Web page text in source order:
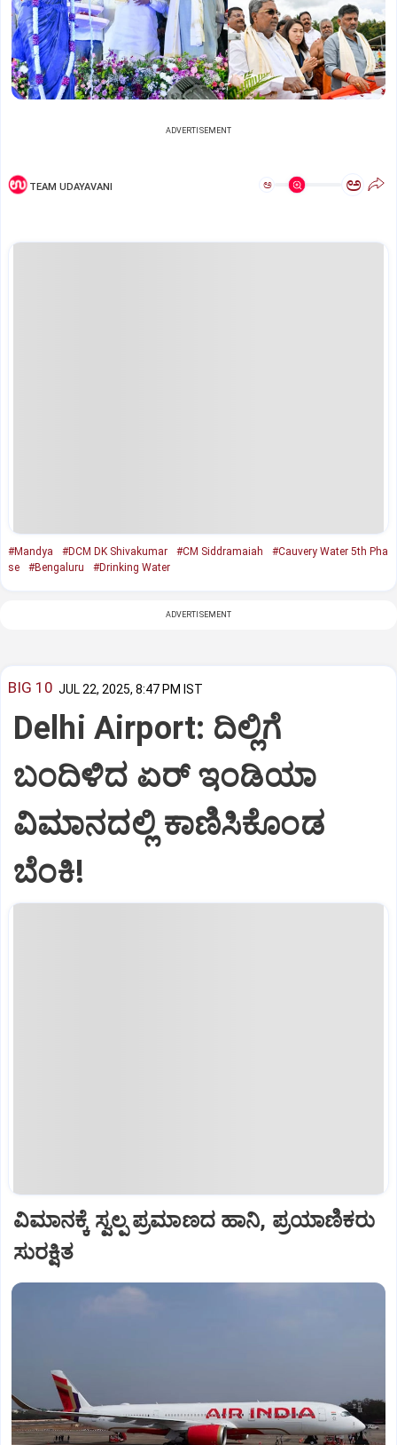
ADVERTISEMENT
TEAM UDAYAVANI ಅ ಅ
#Mandya #DCM DK Shivakumar #CM Siddramaiah
#Cauvery Water 5th Pha
se
#Bengaluru #Drinking Water
ADVERTISEMENT
BIG 10 JUL 22, 2025, 8:47 PM IST
Delhi Airport: ದಿಲ್ಲಿಗೆ
ಬಂದಿಳಿದ ಏರ್‌ ಇಂಡಿಯಾ
ವಿಮಾನದಲ್ಲಿ ಕಾಣಿಸಿಕೊಂಡ
ಬೆಂಕಿ!
ವಿಮಾನಕ್ಕೆ ಸ್ವಲ್ಪ ಪ್ರಮಾಣದ ಹಾನಿ, ಪ್ರಯಾಣಿಕರು
ಸುರಕ್ಷಿತ